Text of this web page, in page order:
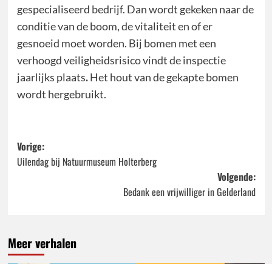
gespecialiseerd bedrijf. Dan wordt gekeken naar de
conditie van de boom, de vitaliteit en of er
gesnoeid moet worden. Bij bomen met een
verhoogd veiligheidsrisico vindt de inspectie
jaarlijks plaats.Het hout van de gekapte bomen
wordt hergebruikt.
Bericht
navigatie
Vorige:
Uilendag bij Natuurmuseum Holterberg
Volgende:
Bedank een vrijwilliger in Gelderland
Meer verhalen